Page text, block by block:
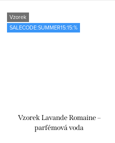
Vzorek
SALECODE:SUMMER15:15:%
Vzorek Lavande Romaine –
parfémová voda